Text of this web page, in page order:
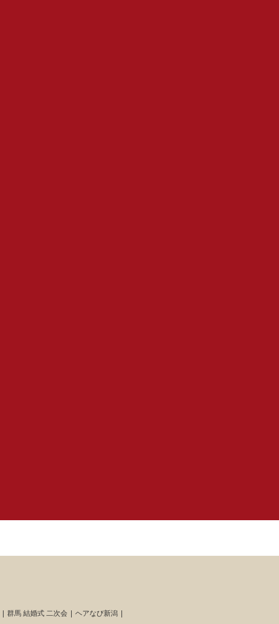
群馬 結婚式 二次会
ヘアなび新潟